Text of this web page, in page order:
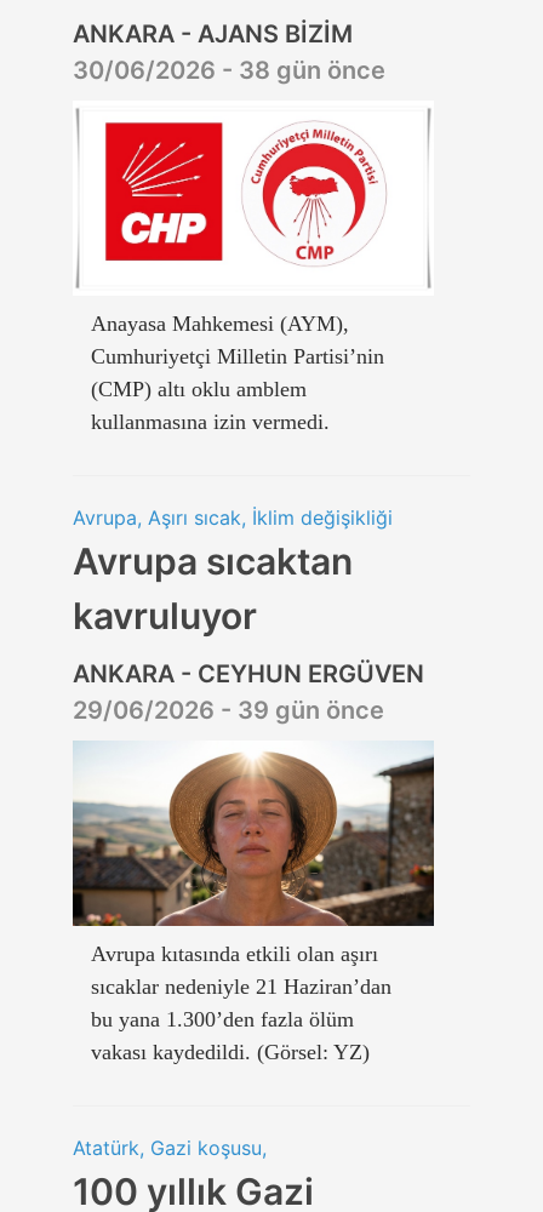
ANKARA - AJANS BİZİM
30/06/2026 - 38 gün önce
Anayasa Mahkemesi (AYM),
Cumhuriyetçi Milletin Partisi’nin
(CMP) altı oklu amblem
kullanmasına izin vermedi.
Avrupa, Aşırı sıcak, İklim değişikliği
Avrupa sıcaktan
kavruluyor
ANKARA - CEYHUN ERGÜVEN
29/06/2026 - 39 gün önce
Avrupa kıtasında etkili olan aşırı
sıcaklar nedeniyle 21 Haziran’dan
bu yana 1.300’den fazla ölüm
vakası kaydedildi. (Görsel: YZ)
Atatürk, Gazi koşusu,
100 yıllık Gazi